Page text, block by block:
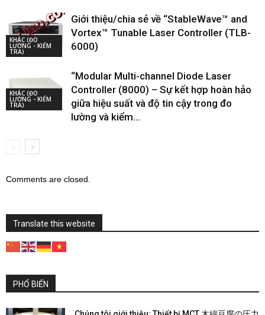
KHÁC (ĐO
LƯỜNG - KIỂM
TRA)
Giới thiệu/chia sẻ về “StableWave™ and
Vortex™ Tunable Laser Controller (TLB-
6000)
KHÁC (ĐO
LƯỜNG - KIỂM
TRA)
“Modular Multi-channel Diode Laser
Controller (8000) – Sự kết hợp hoàn hảo
giữa hiệu suất và độ tin cậy trong đo
lường và kiểm...
Comments are closed.
Translate this website
PHỔ BIẾN